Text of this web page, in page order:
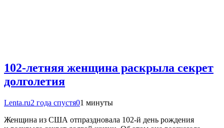
102-летняя женщина раскрыла секрет
долголетия
Lenta.ru2 года спустя01 минуты
Женщина из США отпраздновала 102-й день рождения